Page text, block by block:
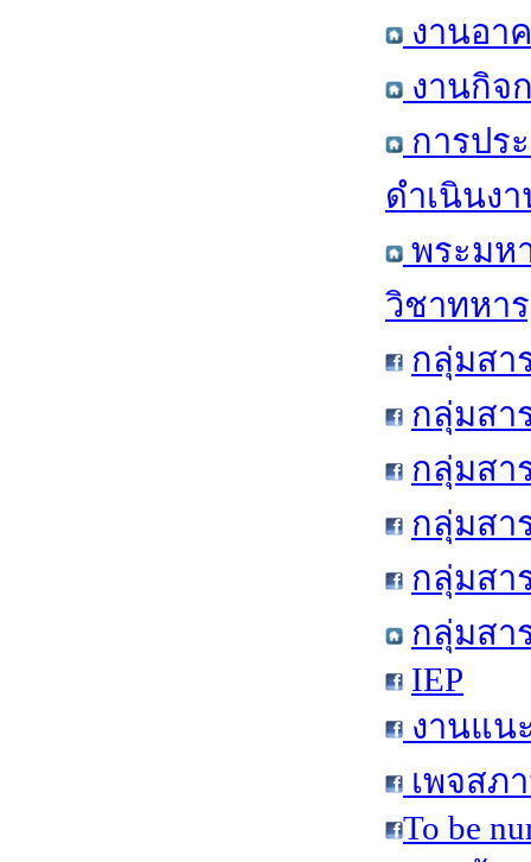
งานอา
งานกิจ
การปร
ดำเนินง
พระมห
วิชาทหา
กลุ่มสา
กลุ่มสา
กลุ่มสา
กลุ่มสา
กลุ่มสา
กลุ่มสา
IEP
งานแน
เพจสภ
To be